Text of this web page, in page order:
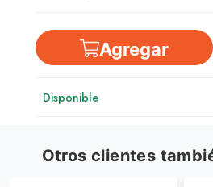
Agregar
Disponible
Otros clientes